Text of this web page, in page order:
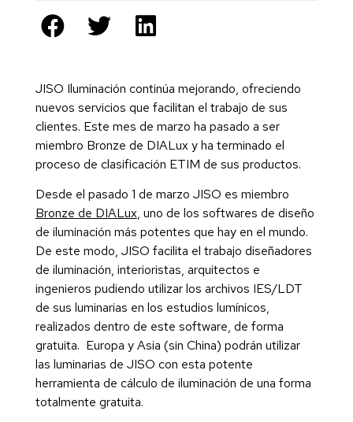
JISO Iluminación continúa mejorando, ofreciendo
nuevos servicios que facilitan el trabajo de sus
clientes. Este mes de marzo ha pasado a ser
miembro Bronze de DIALux y ha terminado el
proceso de clasificación ETIM de sus productos.
Desde el pasado 1 de marzo JISO es miembro
Bronze de DIALux, uno de los softwares de diseño
de iluminación más potentes que hay en el mundo.
De este modo, JISO facilita el trabajo diseñadores
de iluminación, interioristas, arquitectos e
ingenieros pudiendo utilizar los archivos IES/LDT
de sus luminarias en los estudios lumínicos,
realizados dentro de este software, de forma
gratuita. Europa y Asia (sin China) podrán utilizar
las luminarias de JISO con esta potente
herramienta de cálculo de iluminación de una forma
totalmente gratuita.